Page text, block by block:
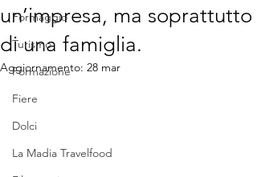
Formaggio
Turismo
Formazione
Fiere
Dolci
La Madia Travelfood
un’impresa, ma soprattutto
di una famiglia.
Aggiornamento: 28 mar